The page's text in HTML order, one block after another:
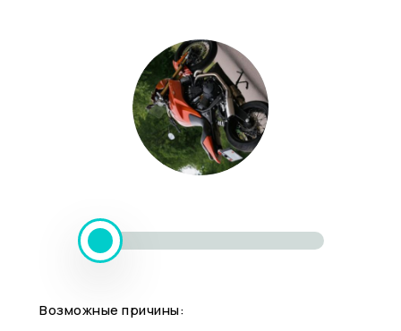
Возможные причины: